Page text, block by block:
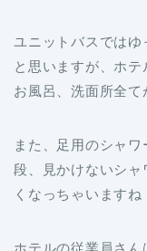
ユニットバスでは
と思いますが、ホテ
お風呂、洗面所全て
また、足用のシャ
段、見かけないシャ
くなっちゃいますね
ホテルの従業員さん